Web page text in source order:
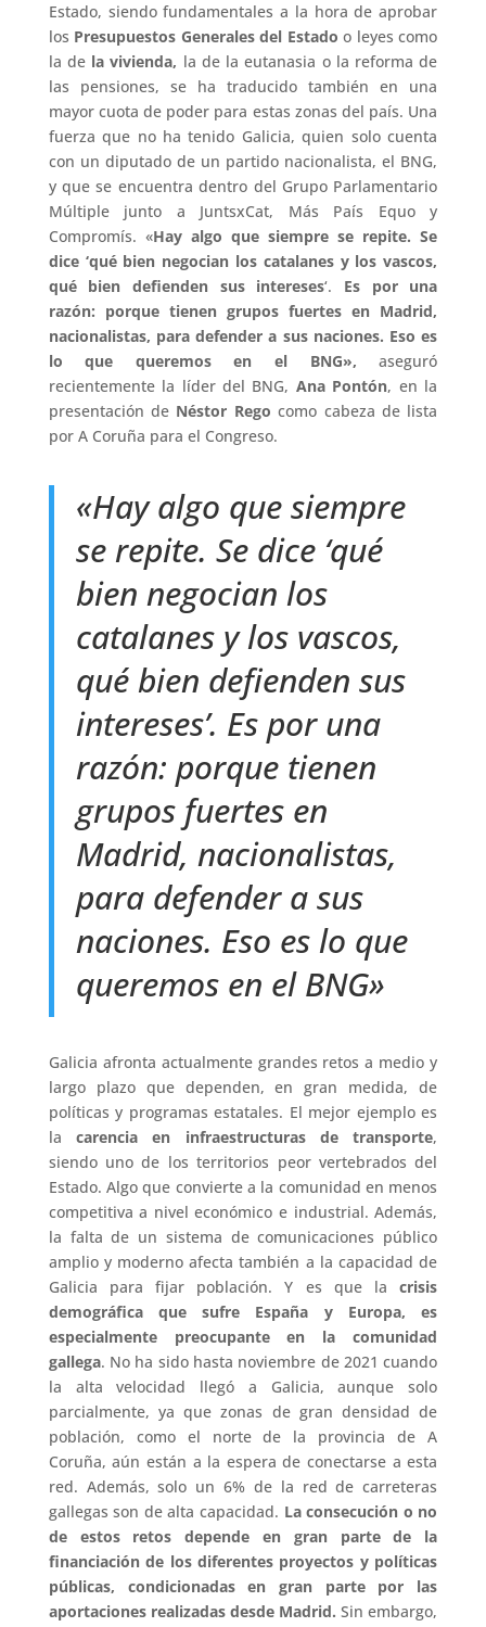
Estado, siendo fundamentales a la hora de aprobar
los Presupuestos Generales del Estado o leyes como
la de la vivienda, la de la eutanasia o la reforma de
las pensiones, se ha traducido también en una
mayor cuota de poder para estas zonas del país. Una
fuerza que no ha tenido Galicia, quien solo cuenta
con un diputado de un partido nacionalista, el BNG,
y que se encuentra dentro del Grupo Parlamentario
Múltiple junto a JuntsxCat, Más País Equo y
Compromís. «Hay algo que siempre se repite. Se
dice ‘qué bien negocian los catalanes y los vascos,
qué bien defienden sus intereses‘. Es por una
razón: porque tienen grupos fuertes en Madrid,
nacionalistas, para defender a sus naciones. Eso es
lo que queremos en el BNG», aseguró
recientemente la líder del BNG, Ana Pontón, en la
presentación de Néstor Rego como cabeza de lista
por A Coruña para el Congreso.
«Hay algo que siempre
se repite. Se dice ‘qué
bien negocian los
catalanes y los vascos,
qué bien defienden sus
intereses’. Es por una
razón: porque tienen
grupos fuertes en
Madrid, nacionalistas,
para defender a sus
naciones. Eso es lo que
queremos en el BNG»
Galicia afronta actualmente grandes retos a medio y
largo plazo que dependen, en gran medida, de
políticas y programas estatales. El mejor ejemplo es
lacarencia en infraestructuras de transporte,
siendo uno de los territorios peor vertebrados del
Estado. Algo que convierte a la comunidad en menos
competitiva a nivel económico e industrial. Además,
la falta de un sistema de comunicaciones público
amplio y moderno afecta también a la capacidad de
Galicia para fijar población. Y es que lacrisis
demográfica que sufre España y Europa, es
especialmente preocupante en la comunidad
gallega. No ha sido hasta noviembre de 2021 cuando
la alta velocidad llegó a Galicia, aunque solo
parcialmente, ya que zonas de gran densidad de
población, como el norte de la provincia de A
Coruña, aún están a la espera de conectarse a esta
red. Además, solo un 6% de la red de carreteras
gallegas son de alta capacidad. La consecución o no
de estos retos depende en gran parte de la
financiación de los diferentes proyectos y políticas
públicas, condicionadas en gran parte por las
aportaciones realizadas desde Madrid. Sin embargo,